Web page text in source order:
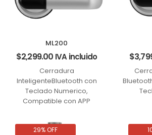
ML200
$2,299.00 IVA incluido
Cerradura
InteligenteBluetooth con
Teclado Numerico,
Compatible con APP
$
29% OFF